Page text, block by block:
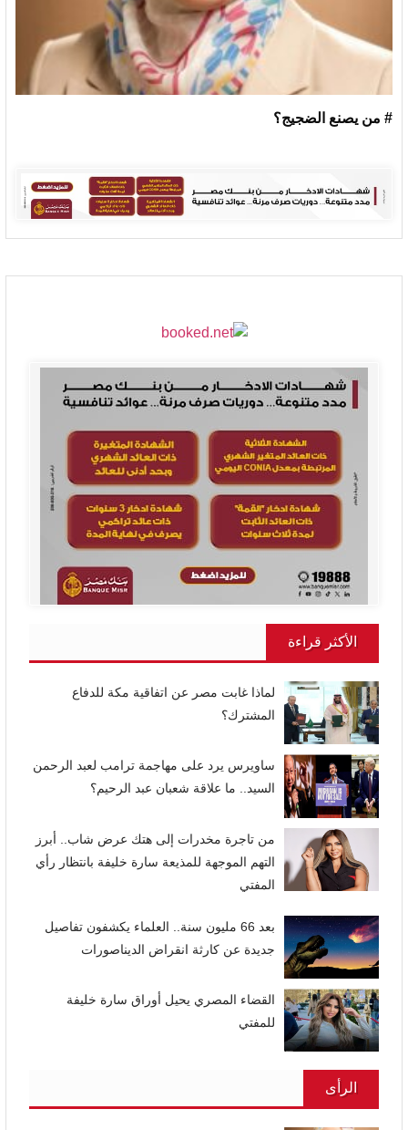
# من يصنع الضجيج؟
الأكثر قراءة
لماذا غابت مصر عن اتفاقية مكة للدفاع
المشترك؟
ساويرس يرد على مهاجمة ترامب لعبد الرحمن
السيد.. ما علاقة شعبان عبد الرحيم؟
من تاجرة مخدرات إلى هتك عرض شاب.. أبرز
التهم الموجهة للمذيعة سارة خليفة بانتظار رأي
المفتي
بعد 66 مليون سنة.. العلماء يكشفون تفاصيل
جديدة عن كارثة انقراض الديناصورات
القضاء المصري يحيل أوراق سارة خليفة
للمفتي
الرأى